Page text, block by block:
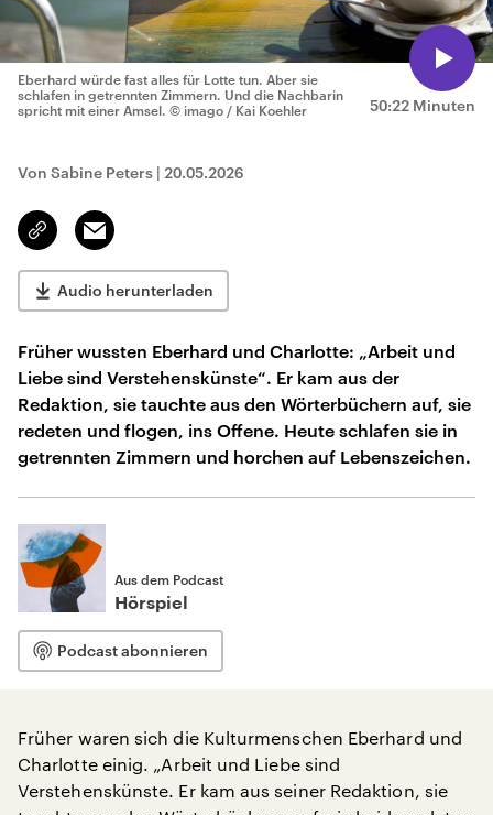
50:22 Minuten
Eberhard würde fast alles für Lotte tun. Aber sie
schlafen in getrennten Zimmern. Und die Nachbarin
spricht mit einer Amsel. © imago / Kai Koehler
Von Sabine Peters | 20.05.2026
Link
kopieren/teilen
Email
Audio herunterladen
Früher wussten Eberhard und Charlotte: „Arbeit und
Liebe sind Verstehenskünste“. Er kam aus der
Redaktion, sie tauchte aus den Wörterbüchern auf, sie
redeten und flogen, ins Offene. Heute schlafen sie in
getrennten Zimmern und horchen auf Lebenszeichen.
Aus dem Podcast
Hörspiel
Podcast abonnieren
Früher waren sich die Kulturmenschen Eberhard und
Charlotte einig. „Arbeit und Liebe sind
Verstehenskünste. Er kam aus seiner Redaktion, sie